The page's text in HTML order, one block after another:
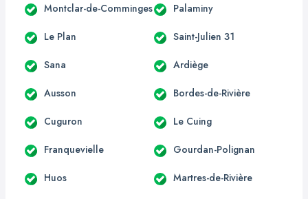
Montclar-de-Comminges Palaminy
Le Plan Saint-Julien 31
Sana Ardiège
Ausson Bordes-de-Rivière
Cuguron Le Cuing
Franquevielle Gourdan-Polignan
Huos Martres-de-Rivière